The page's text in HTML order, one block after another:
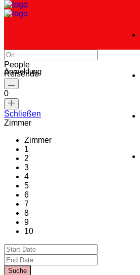
Anmeldung
People
Reisende
0
Schließen
Zimmer
Zimmer
1
2
3
4
5
6
7
8
9
10